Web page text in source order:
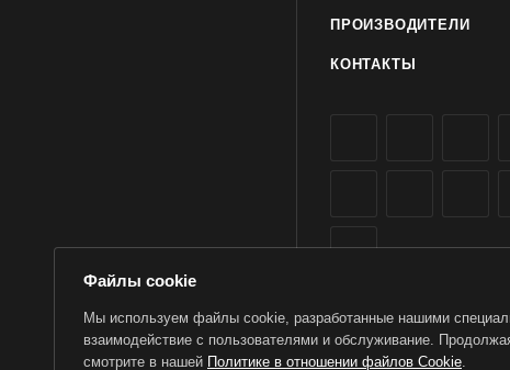
ПРОИЗВОДИТЕЛИ
КОНТАКТЫ
2026 © TorWin – интернет-
Файлы cookie
Мы используем файлы cookie, разработанные нашими
взаимодействие с пользователями и обслуживание.
смотрите в нашей Политике в отношении файлов Cookie.